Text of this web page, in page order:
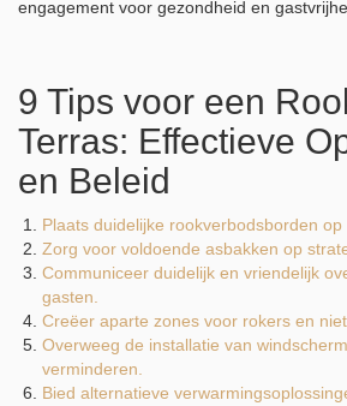
engagement voor gezondheid en
9 Tips voor een
Terras: Effectieve
en Beleid
Plaats duidelijke rookverbodsborden op
Zorg voor voldoende asbakken op
Communiceer duidelijk en vriendelijk
gasten.
Creëer aparte zones voor rokers en
Overweeg de installatie van
verminderen.
Bied alternatieve